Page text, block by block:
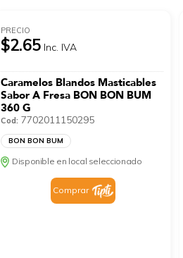
PRECIO
$2.65 Inc. IVA
Caramelos Blandos Masticables
Sabor A Fresa BON BON BUM
360 G
Cod: 7702011150295
BON BON BUM
Disponible en local seleccionado
Comprar